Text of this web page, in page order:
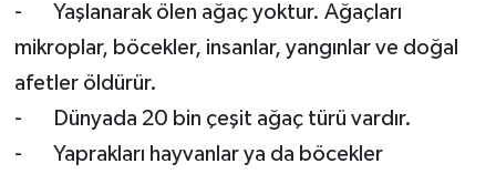
- Yaşlanarak ölen ağaç yoktur. Ağaçları
mikroplar, böcekler, insanlar, yangınlar ve doğal
afetler öldürür.
- Dünyada 20 bin çeşit ağaç türü vardır.
- Yaprakları hayvanlar ya da böcekler